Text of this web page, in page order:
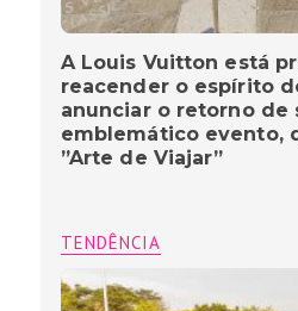
A Louis Vuitton está
reacender o espírito
anunciar o retorno de
emblemático evento,
”Arte de Viajar”
TENDÊNCIA